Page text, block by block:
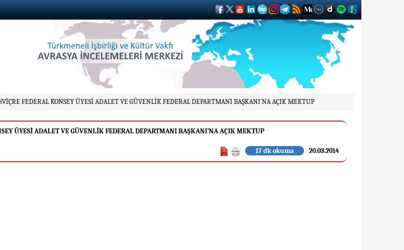
FEDERAL KONSEY ÜYESİ ADALET VE GÜVENLİK FEDERAL DEPARTMANI BAŞKANI’NA AÇIK MEKTUP
ÜYESİ ADALET VE GÜVENLİK FEDERAL DEPARTMANI BAŞKANI’NA AÇIK MEKTUP
20.03.2014
17 dk okuma